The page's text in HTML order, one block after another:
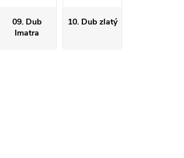
09. Dub
Imatra
10. Dub zlatý